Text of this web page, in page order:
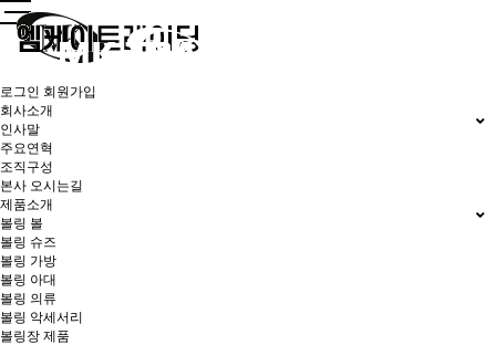
로그인 회원가입
회사소개
인사말
주요연혁
조직구성
본사 오시는길
제품소개
볼링 볼
볼링 슈즈
볼링 가방
볼링 아대
볼링 의류
볼링 악세서리
볼링장 제품